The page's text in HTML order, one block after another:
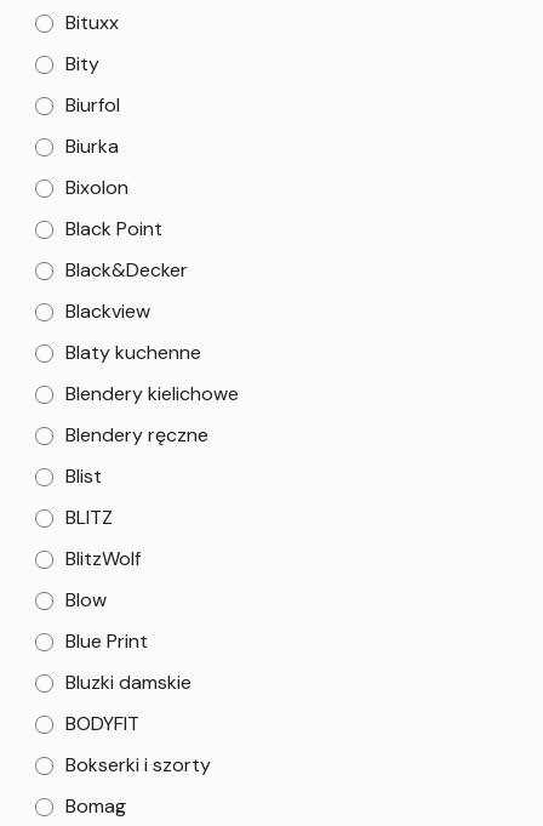
Bituxx
Bity
Biurfol
Biurka
Bixolon
Black Point
Black&Decker
Blackview
Blaty kuchenne
Blendery kielichowe
Blendery ręczne
Blist
BLITZ
BlitzWolf
Blow
Blue Print
Bluzki damskie
BODYFIT
Bokserki i szorty
Bomag